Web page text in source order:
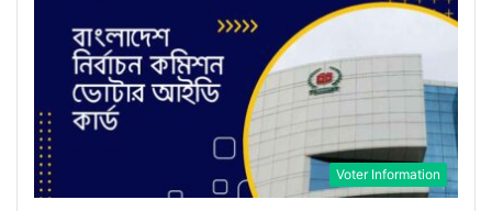
Voter Information